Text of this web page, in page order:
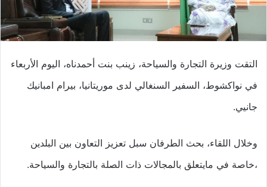
التقت وزيرة التجارة والسياحة، زينب بنت أحمدناه، اليوم الأربعاء
في نواكشوط، السفير السنغالي لدى موريتانيا، بيرام امبانيك
جانيي.
وخلال اللقاء، بحث الطرفان سبل تعزيز التعاون بين البلدين
،خاصة في مايتعلق بالمجالات ذات الصلة بالتجارة والسياحة.